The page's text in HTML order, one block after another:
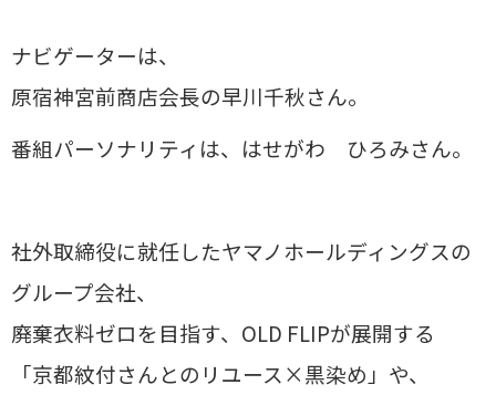
ナビゲーターは、
原宿神宮前商店会長の早川千秋さん。
番組パーソナリティは、はせがわ ひろみさん。
社外取締役に就任したヤマノホールディングスの
グループ会社、
廃棄衣料ゼロを目指す、OLD FLIPが展開する
「京都紋付さんとのリユース×黒染め」や、